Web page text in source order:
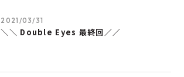
2021/03/31
＼＼ Double Eyes 最終回／／